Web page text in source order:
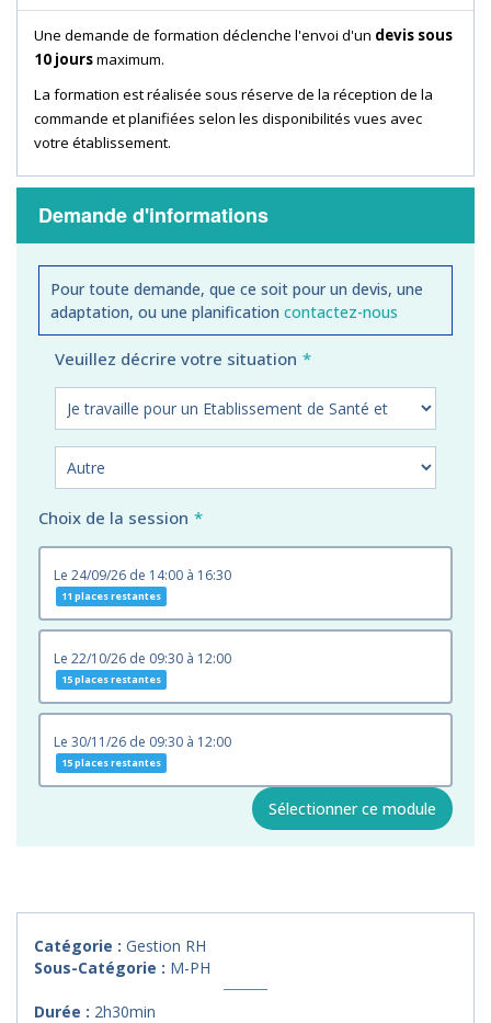
Une demande de formation déclenche l'envoi d'un devis sous
10 joursmaximum.
La formation est réalisée sous réserve de la réception de la
commande et planifiées selon les disponibilités vues avec
votre établissement.
Demande d'informations
Pour toute demande, que ce soit pour un devis, une
adaptation, ou une planification contactez-nous
Veuillez décrire votre situation
Choix de la session
le 24/09/26 de 14:00 à 16:30
11 places restantes
le 22/10/26 de 09:30 à 12:00
15 places restantes
le 30/11/26 de 09:30 à 12:00
15 places restantes
Sélectionner ce module
Catégorie : Gestion RH
Sous-Catégorie : M-PH
Durée : 2h30min